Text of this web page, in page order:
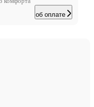
об оплате